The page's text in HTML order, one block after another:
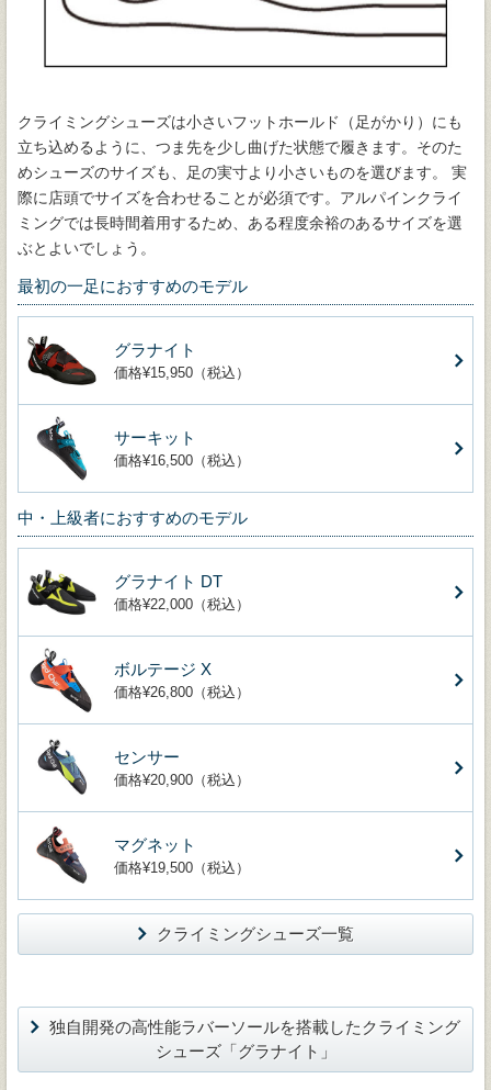
クライミングシューズは小さいフットホールド（足がかり）にも
立ち込めるように、つま先を少し曲げた状態で履きます。そのた
めシューズのサイズも、足の実寸より小さいものを選びます。 実
際に店頭でサイズを合わせることが必須です。アルパインクライ
ミングでは長時間着用するため、ある程度余裕のあるサイズを選
ぶとよいでしょう。
最初の一足におすすめのモデル
グラナイト
価格¥15,950（税込）
サーキット
価格¥16,500（税込）
中・上級者におすすめのモデル
グラナイト DT
価格¥22,000（税込）
ボルテージ X
価格¥26,800（税込）
センサー
価格¥20,900（税込）
マグネット
価格¥19,500（税込）
クライミングシューズ一覧
独自開発の高性能ラバーソールを搭載したクライミング
シューズ「グラナイト」